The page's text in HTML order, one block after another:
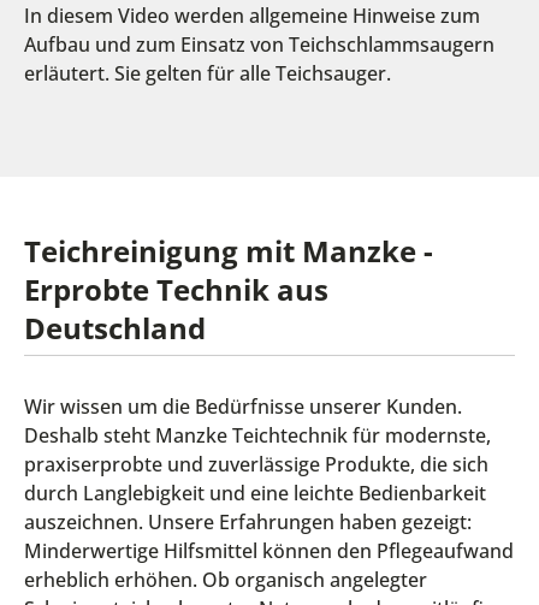
In diesem Video werden allgemeine Hinweise zum
Aufbau und zum Einsatz von Teichschlammsaugern
erläutert. Sie gelten für alle Teichsauger.
Teichreinigung mit Manzke -
Erprobte Technik aus
Deutschland
Wir wissen um die Bedürfnisse unserer Kunden.
Deshalb steht Manzke Teichtechnik für modernste,
praxiserprobte und zuverlässige Produkte, die sich
durch Langlebigkeit und eine leichte Bedienbarkeit
auszeichnen. Unsere Erfahrungen haben gezeigt:
Minderwertige Hilfsmittel können den Pflegeaufwand
erheblich erhöhen. Ob organisch angelegter